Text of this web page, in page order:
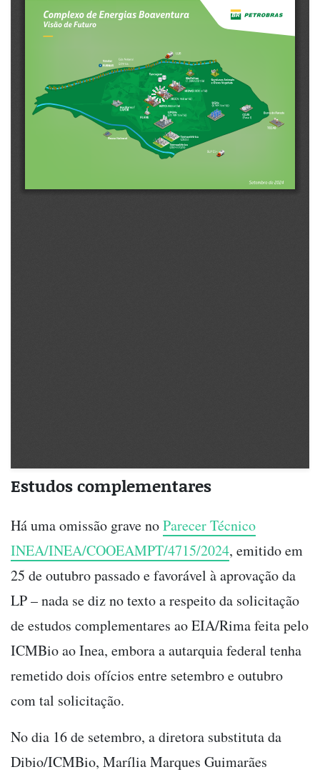
Estudos complementares
Há uma omissão grave noParecer Técnico
INEA/INEA/COOEAMPT/4715/2024, emitido em
25 de outubro passado e favorável à aprovação da
LP – nada se diz no texto a respeito da solicitação
de estudos complementares ao EIA/Rima feita pelo
ICMBio ao Inea, embora a autarquia federal tenha
remetido dois ofícios entre setembro e outubro
com tal solicitação.
No dia 16 de setembro, a diretora substituta da
Dibio/ICMBio, Marília Marques Guimarães